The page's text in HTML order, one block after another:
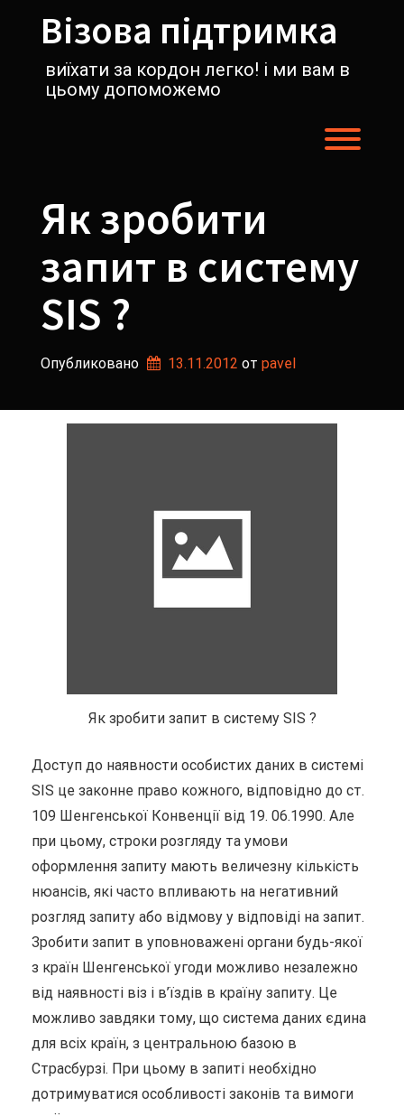
содержимомуВізова підтримка
виїхати за кордон легко! і ми вам в
цьому допоможемо
Як зробити
запит в систему
SIS ?
Опубликовано 13.11.2012 от pavel
Як зробити запит в систему SIS ?
Доступ до наявности особистих даних в системі
SIS це законне право кожного, відповідно до ст.
109 Шенгенської Конвенції від 19. 06.1990. Але
при цьому, строки розгляду та умови
оформлення запиту мають величезну кількість
нюансів, які часто впливають на негативний
розгляд запиту або відмову у відповіді на запит.
Зробити запит в уповноважені органи будь-якої
з країн Шенгенської угоди можливо незалежно
від наявності віз і в’їздів в країну запиту. Це
можливо завдяки тому, що система даних єдина
для всіх країн, з центральною базою в
Страсбурзі. При цьому в запиті необхідно
дотримуватися особливості законів та вимоги